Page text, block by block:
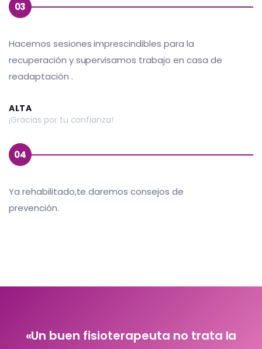
03
Hacemos sesiones imprescindibles para la
recuperación y supervisamos trabajo en casa de
readaptación .
ALTA
¡Gracias por tu confianza!
04
Ya rehabilitado,te daremos consejos de
prevención.
«Un buen fisioterapeuta no trata la